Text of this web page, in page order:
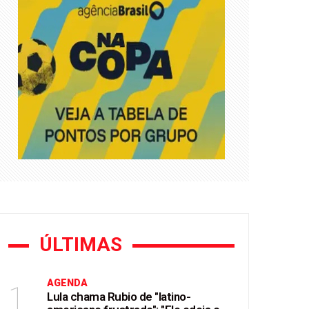
em quatro anos
ÚLTIMAS
1 AGENDA
Lula chama Rubio de "latino-